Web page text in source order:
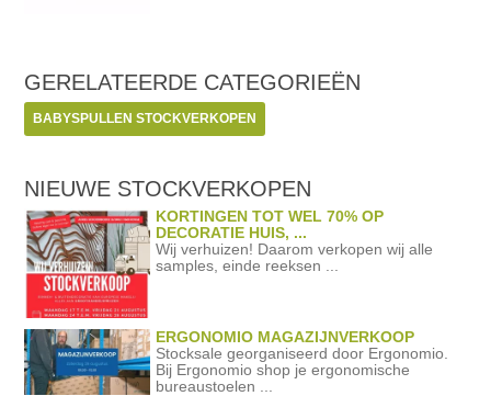
GERELATEERDE CATEGORIEËN
BABYSPULLEN STOCKVERKOPEN
NIEUWE STOCKVERKOPEN
KORTINGEN TOT WEL 70% OP
DECORATIE HUIS, ...
Wij verhuizen! Daarom verkopen wij alle
samples, einde reeksen ...
ERGONOMIO MAGAZIJNVERKOOP
Stocksale georganiseerd door Ergonomio.
Bij Ergonomio shop je ergonomische
bureaustoelen ...